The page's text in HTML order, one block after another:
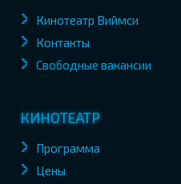
Кинотеатр Виймси
Контакты
Свободные вакансии
КИНОТЕАТР
Программа
Цены